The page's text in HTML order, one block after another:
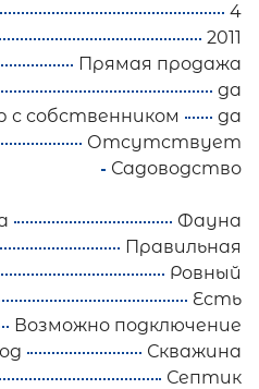
4
2011
Прямая продажа
да
с собственником
да
Отсутствует
Садоводство
Фауна
Правильная
Ровный
Есть
Возможно подключение
Скважина
Септик